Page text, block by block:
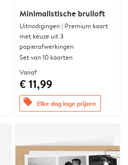
Minimalistische bruiloft
Uitnodigingen | Premium kaart
met keuze uit 3
papierafwerkingen
Set van 10 kaarten
Vanaf
€ 11,99
offers Elke dag lage prijzen